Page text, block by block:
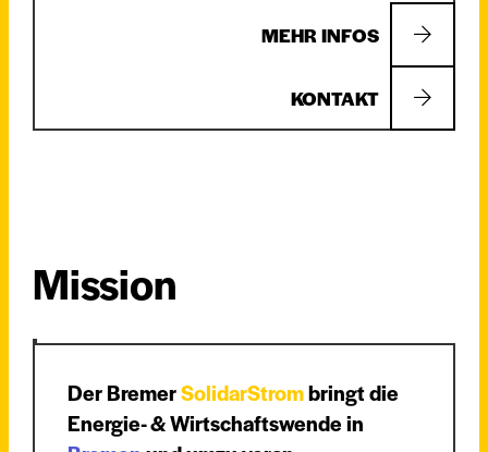
MEHR INFOS
KONTAKT
Mission
Der BremerSolidarStrombringt die
Energie- & Wirtschaftswende in